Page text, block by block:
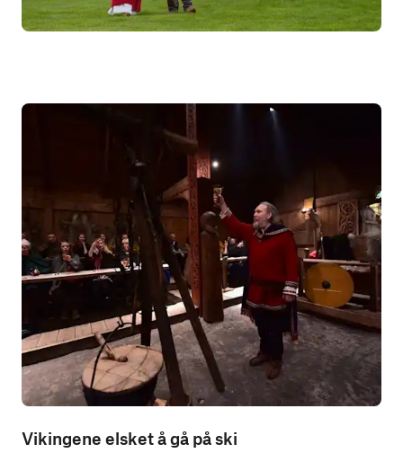
Vikingene elsket å gå på ski